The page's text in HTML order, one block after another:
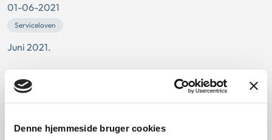
Denne hjemmeside bruger cookies
01-06-2021
Serviceloven
Juni 2021.
Notat om hjælpemidler og
forbrugsgoder
01-06-2021